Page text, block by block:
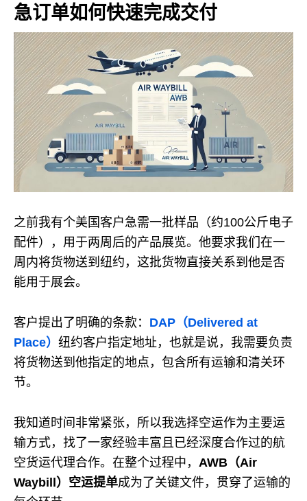
急订单如何快速完成交付
之前我有个美国客户急需一批样品（约100公斤电子
配件），用于两周后的产品展览。他要求我们在一
周内将货物送到纽约，这批货物直接关系到他是否
能用于展会。
客户提出了明确的条款： DAP（Delivered at
Place） 纽约客户指定地址，也就是说，我需要负责
将货物送到他指定的地点，包含所有运输和清关环
节。
我知道时间非常紧张，所以我选择空运作为主要运
输方式，找了一家经验丰富且已经深度合作过的航
空货运代理合作。在整个过程中， AWB（Air
Waybill）空运提单成为了关键文件，贯穿了运输的